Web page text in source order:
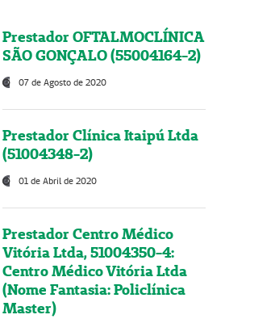
Prestador OFTALMOCLÍNICA
SÃO GONÇALO (55004164-2)
07 de Agosto de 2020
Prestador Clínica Itaipú Ltda
(51004348-2)
01 de Abril de 2020
Prestador Centro Médico
Vitória Ltda, 51004350-4:
Centro Médico Vitória Ltda
(Nome Fantasia: Policlínica
Master)